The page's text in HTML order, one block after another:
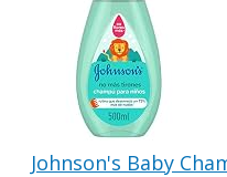
Johnson's Baby